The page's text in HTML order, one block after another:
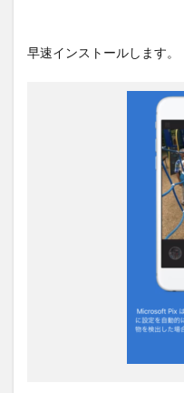
早速インストールします。